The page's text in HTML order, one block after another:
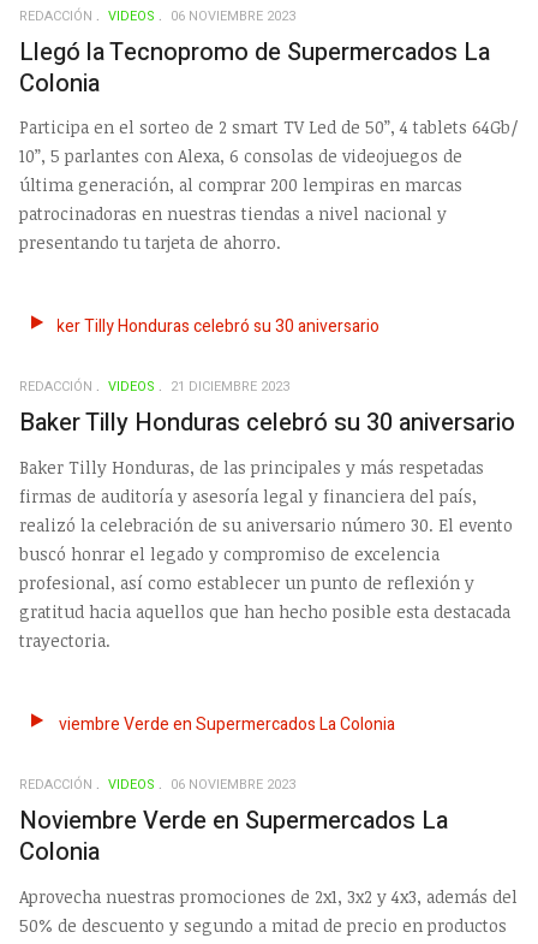
REDACCIÓN VIDEOS 06 NOVIEMBRE 2023
Llegó la Tecnopromo de Supermercados La
Colonia
Participa en el sorteo de 2 smart TV Led de 50”, 4 tablets 64Gb/
10”, 5 parlantes con Alexa, 6 consolas de videojuegos de
última generación, al comprar 200 lempiras en marcas
patrocinadoras en nuestras tiendas a nivel nacional y
presentando tu tarjeta de ahorro.
REDACCIÓN VIDEOS 21 DICIEMBRE 2023
Baker Tilly Honduras celebró su 30 aniversario
Baker Tilly Honduras, de las principales y más respetadas
firmas de auditoría y asesoría legal y financiera del país,
realizó la celebración de su aniversario número 30. El evento
buscó honrar el legado y compromiso de excelencia
profesional, así como establecer un punto de reflexión y
gratitud hacia aquellos que han hecho posible esta destacada
trayectoria.
REDACCIÓN VIDEOS 06 NOVIEMBRE 2023
Noviembre Verde en Supermercados La
Colonia
Aprovecha nuestras promociones de 2x1, 3x2 y 4x3, además del
50% de descuento y segundo a mitad de precio en productos